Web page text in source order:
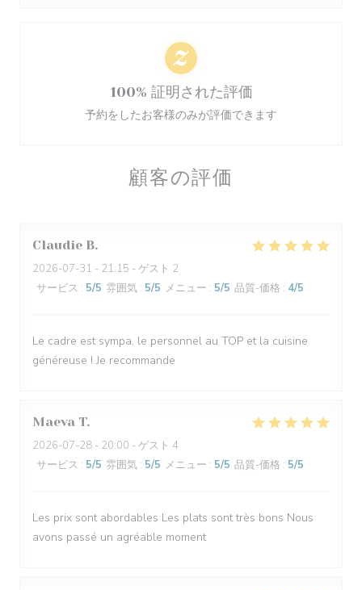
顧客の評価
Claudie B
2026-07-31 - 21:15 - ゲスト 2
サービス : 5/5 雰囲気 : 5/5 メニュー : 5/5 品質-価格 : 4/5
Le cadre est sympa, le personnel au TOP et la cuisine
généreuse ! Je recommande
Maeva T
2026-07-28 - 20:00 - ゲスト 4
サービス : 5/5 雰囲気 : 5/5 メニュー : 5/5 品質-価格 : 5/5
Les prix sont abordables Les plats sont très bons Nous
avons passé un agréable moment
100% 証明された評価
予約をしたお客様のみが評価できます